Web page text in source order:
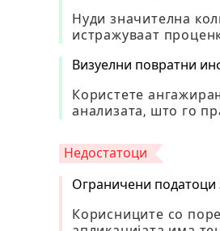
Нуди значителна
истражуваат
Визуелни повратни
Користете
анализата, што го
Недостатоци
Ограничени
Корисниците со